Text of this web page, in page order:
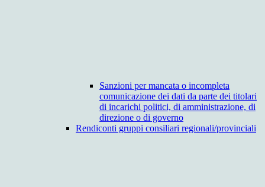
Sanzioni per mancata o incompleta
comunicazione dei dati da parte dei titolari
di incarichi politici, di amministrazione, di
direzione o di governo
Rendiconti gruppi consiliari regionali/provinciali